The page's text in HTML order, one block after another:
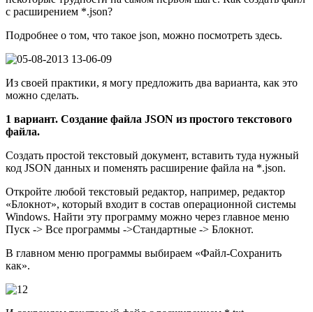
с расширением *.json?
Подробнее о том, что такое json, можно посмотреть здесь.
Из своей практики, я могу предложить два варианта, как это
можно сделать.
1 вариант. Создание файла JSON из простого текстового
файла.
Создать простой текстовый документ, вставить туда нужный
код JSON данных и поменять расширение файла на *.json.
Откройте любой текстовый редактор, например, редактор
«Блокнот», который входит в состав операционной системы
Windows. Найти эту программу можно через главное меню
Пуск -> Все программы ->Стандартные -> Блокнот.
В главном меню программы выбираем «Файл-Сохранить
как».